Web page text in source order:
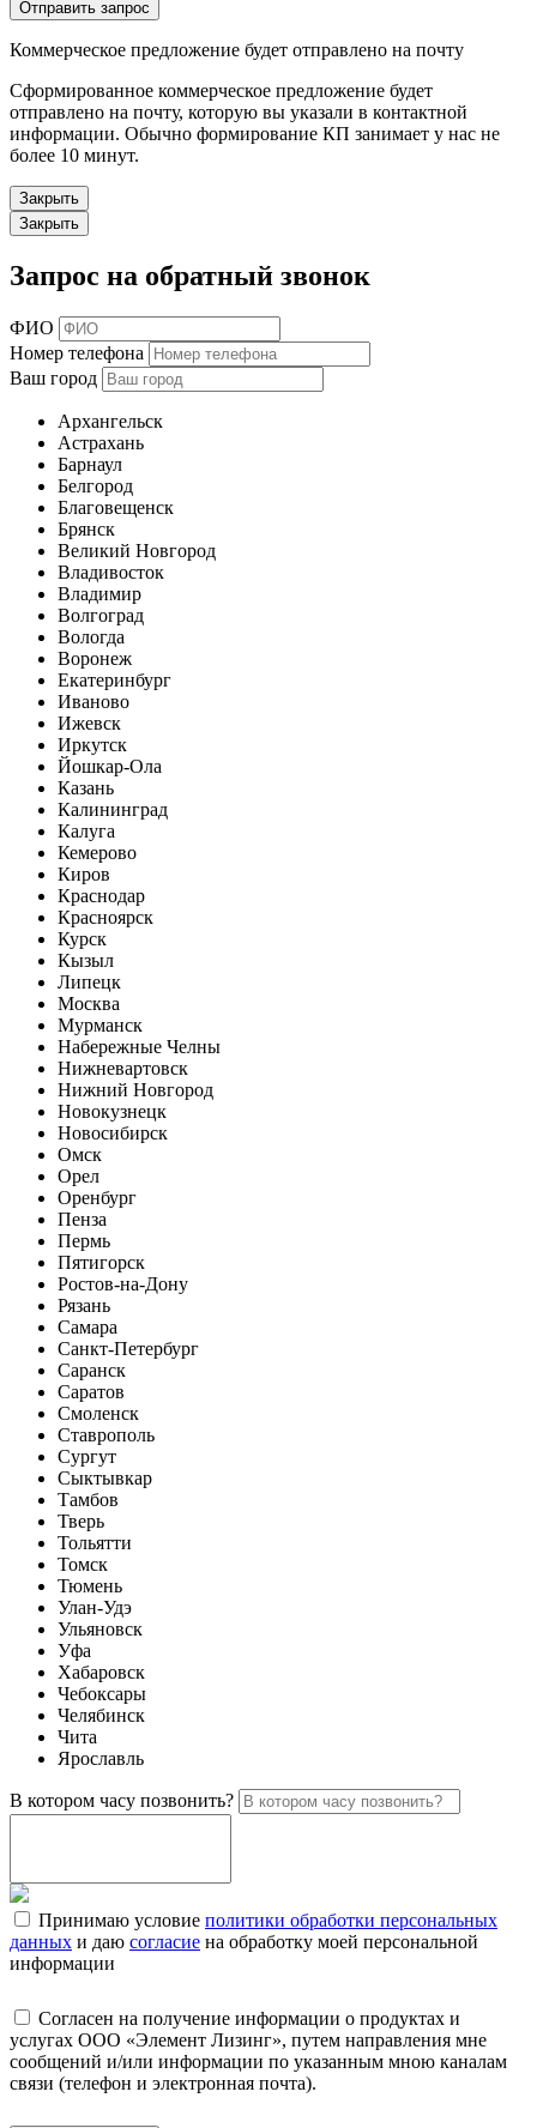
Отправить запрос
Коммерческое предложение будет отправлено на почту
Сформированное коммерческое предложение будет
отправлено на почту, которую вы указали в контактной
информации. Обычно формирование КП занимает у нас не
более 10 минут.
Закрыть
Закрыть
Запрос на обратный звонок
ФИО
Номер телефона
Ваш город
Архангельск
Астрахань
Барнаул
Белгород
Благовещенск
Брянск
Великий Новгород
Владивосток
Владимир
Волгоград
Вологда
Воронеж
Екатеринбург
Иваново
Ижевск
Иркутск
Йошкар-Ола
Казань
Калининград
Калуга
Кемерово
Киров
Краснодар
Красноярск
Курск
Кызыл
Липецк
Москва
Мурманск
Набережные Челны
Нижневартовск
Нижний Новгород
Новокузнецк
Новосибирск
Омск
Орел
Оренбург
Пенза
Пермь
Пятигорск
Ростов-на-Дону
Рязань
Самара
Санкт-Петербург
Саранск
Саратов
Смоленск
Ставрополь
Сургут
Сыктывкар
Тамбов
Тверь
Тольятти
Томск
Тюмень
Улан-Удэ
Ульяновск
Уфа
Хабаровск
Чебоксары
Челябинск
Чита
Ярославль
В котором часу позвонить?
Принимаю условие политики обработки персональных
данных и даю согласие на обработку моей персональной
информации
Согласен на получение информации о продуктах и
услугах ООО «Элемент Лизинг», путем направления мне
сообщений и/или информации по указанным мною каналам
связи (телефон и электронная почта).